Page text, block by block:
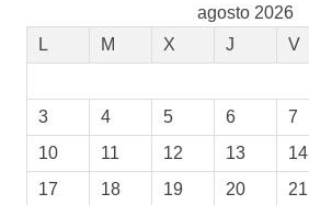
agosto 2026
L
M X J V
3
4 5 6 7
10
11 12 13 14
17
18 19 20 21